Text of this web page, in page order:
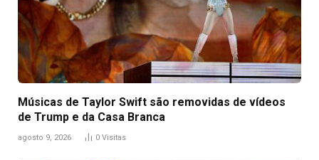
Músicas de Taylor Swift são removidas de vídeos
de Trump e da Casa Branca
agosto 9, 2026 0 Visitas